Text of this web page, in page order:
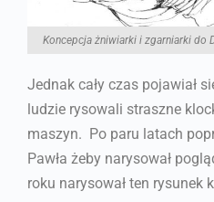
Koncepcja żniwiarki i zgarniarki do
Jednak cały czas pojawiał
ludzie rysowali straszne
maszyn. Po paru latach
Pawła żeby narysował
roku narysował ten rysunek